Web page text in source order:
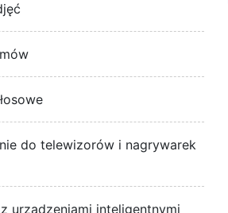
do telewizorów i nagrywarek
urządzeniami inteligentnymi